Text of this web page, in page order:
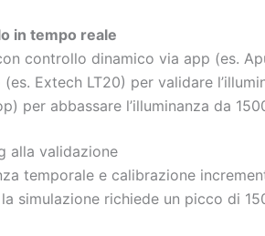
in tempo reale
controllo dinamico via app (es.
Extech LT20) per validare
per abbassare l’illuminanza da
alla validazione
temporale e calibrazione
simulazione richiede un picco di